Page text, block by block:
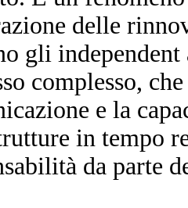
delle
gli
complesso,
e la
in tempo
da parte